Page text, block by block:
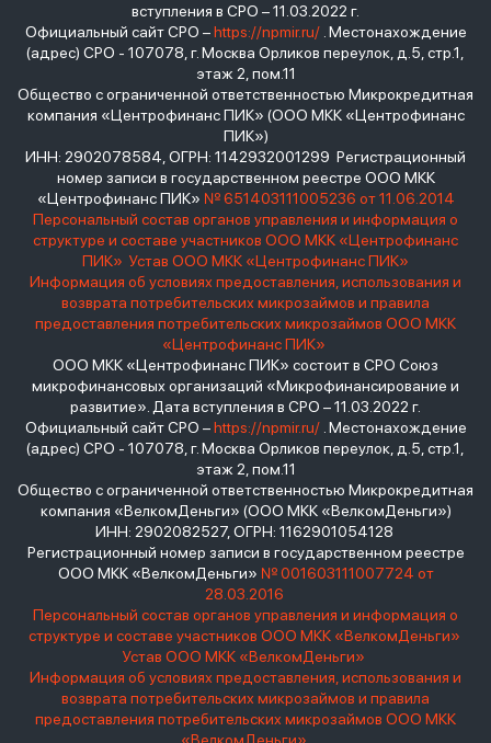
вступления в СРО – 11.03.2022 г.
Официальный сайт СРО –https://npmir.ru/. Местонахождение
(адрес) СРО - 107078, г. Москва Орликов переулок, д.5, стр.1,
этаж 2, пом.11
Общество с ограниченной ответственностью Микрокредитная
компания «Центрофинанс ПИК» (ООО МКК «Центрофинанс
ПИК»)
ИНН: 2902078584, ОГРН: 1142932001299 Регистрационный
номер записи в государственном реестре ООО МКК
«Центрофинанс ПИК» № 651403111005236 от 11.06.2014
Персональный состав органов управления и информация о
структуре и составе участников ООО МКК «Центрофинанс
ПИК» Устав ООО МКК «Центрофинанс ПИК»
Информация об условиях предоставления, использования и
возврата потребительских микрозаймов и правила
предоставления потребительских микрозаймов ООО МКК
«Центрофинанс ПИК»
ООО МКК «Центрофинанс ПИК» состоит в СРО Союз
микрофинансовых организаций «Микрофинансирование и
развитие». Дата вступления в СРО – 11.03.2022 г.
Официальный сайт СРО –https://npmir.ru/. Местонахождение
(адрес) СРО - 107078, г. Москва Орликов переулок, д.5, стр.1,
этаж 2, пом.11
Общество с ограниченной ответственностью Микрокредитная
компания «ВелкомДеньги» (ООО МКК «ВелкомДеньги»)
ИНН: 2902082527, ОГРН: 1162901054128
Регистрационный номер записи в государственном реестре
ООО МКК «ВелкомДеньги» № 001603111007724 от
28.03.2016
Персональный состав органов управления и информация о
структуре и составе участников ООО МКК «ВелкомДеньги»
Устав ООО МКК «ВелкомДеньги»
Информация об условиях предоставления, использования и
возврата потребительских микрозаймов и правила
предоставления потребительских микрозаймов ООО МКК